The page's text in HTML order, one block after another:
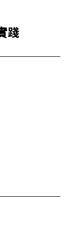
踐